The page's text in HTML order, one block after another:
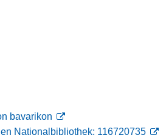
bavarikon
Nationalbibliothek: 116720735